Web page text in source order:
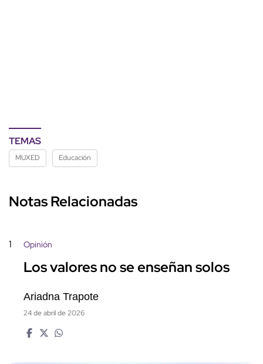
TEMAS
MUXED Educación
Notas Relacionadas
1 Opinión
Los valores no se enseñan solos
Ariadna Trapote
24 de abril de 2026